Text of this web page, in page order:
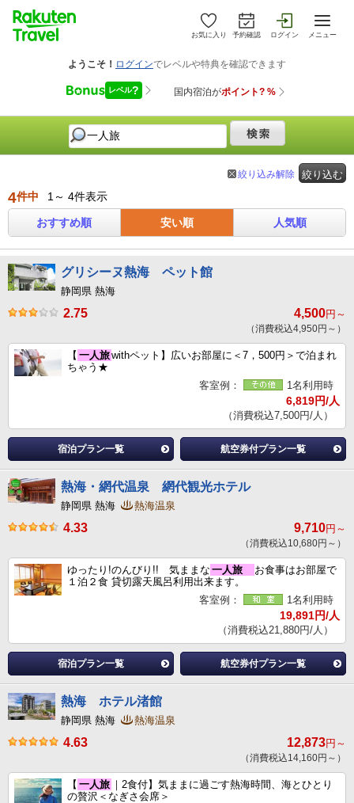
お気に入り 予約確認 ログイン メニュー
絞り込む
絞り込み解除
4件中 1～ 4件表示
おすすめ順 安い順 人気順
グリシーヌ熱海 ペット館
静岡県 熱海
2.75 4,500円～
（消費税込4,950円～）
【 一人旅withペット】広いお部屋に＜7，500円＞で泊まれ
ちゃう★
客室例：
1名利用時
6,819円/人
（消費税込7,500円/人）
宿泊プラン一覧 航空券付プラン一覧
熱海・網代温泉 網代観光ホテル
静岡県 熱海 熱海温泉
4.33 9,710円～
（消費税込10,680円～）
ゆったり!のんびり!! 気ままな 一人旅
お食事はお部屋で
１泊２食 貸切露天風呂利用出来ます。
客室例：
1名利用時
19,891円/人
（消費税込21,880円/人）
宿泊プラン一覧 航空券付プラン一覧
熱海 ホテル渚館
静岡県 熱海 熱海温泉
4.63 12,873円～
（消費税込14,160円～）
【 一人旅 ｜2食付】気ままに過ごす熱海時間、海とひとり
の贅沢＜なぎさ会席＞